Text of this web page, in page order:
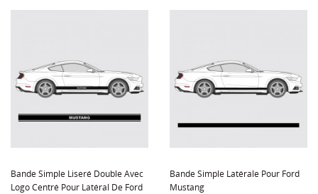
Bande Simple Liseré Double Avec
Logo Centré Pour Latéral De Ford
Bande Simple Latérale Pour Ford
Mustang